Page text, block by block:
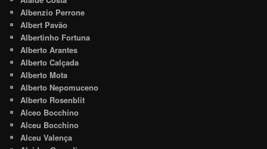
Albenzio Perrone
Albert Pavão
Albertinho Fortuna
Alberto Arantes
Alberto Calçada
Alberto Mota
Alberto Nepomuceno
Alberto Rosenblit
Alceo Bocchino
Alceu Bocchino
Alceu Valença